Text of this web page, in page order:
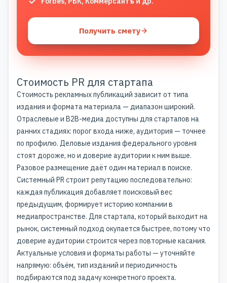
Получить смету
Стоимость PR для стартапа
Стоимость рекламных публикаций зависит от типа
издания и формата материала — диапазон широкий.
Отраслевые и B2B-медиа доступны для стартапов на
ранних стадиях: порог входа ниже, аудитория — точнее
по профилю. Деловые издания федерального уровня
стоят дороже, но и доверие аудитории к ним выше.
Разовое размещение даёт один материал в поиске.
Системный PR строит репутацию последовательно:
каждая публикация добавляет поисковый вес
предыдущим, формирует историю компании в
медиапространстве. Для стартапа, который выходит на
рынок, системный подход окупается быстрее, потому что
доверие аудитории строится через повторные касания.
Актуальные условия и форматы работы — уточняйте
напрямую: объём, тип изданий и периодичность
подбираются под задачу конкретного проекта.